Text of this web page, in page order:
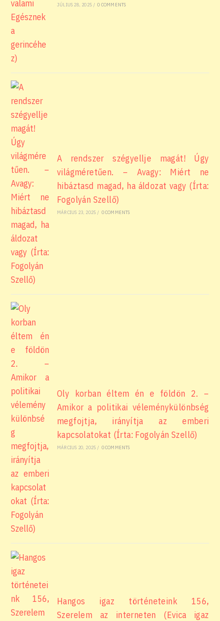
JÚLIUS 28, 2025 / 0 COMMENTS
A rendszer szégyellje magát! Úgy
világméretűen. – Avagy: Miért ne
hibáztasd magad, ha áldozat vagy (Írta:
Fogolyán Szellő)
MÁRCIUS 23, 2025 / 0 COMMENTS
Oly korban éltem én e földön 2. –
Amikor a politikai véleménykülönbség
megfojtja, irányítja az emberi
kapcsolatokat (Írta: Fogolyán Szellő)
MÁRCIUS 20, 2025 / 0 COMMENTS
Hangos igaz történeteink 156,
Szerelem az interneten (Evica igaz